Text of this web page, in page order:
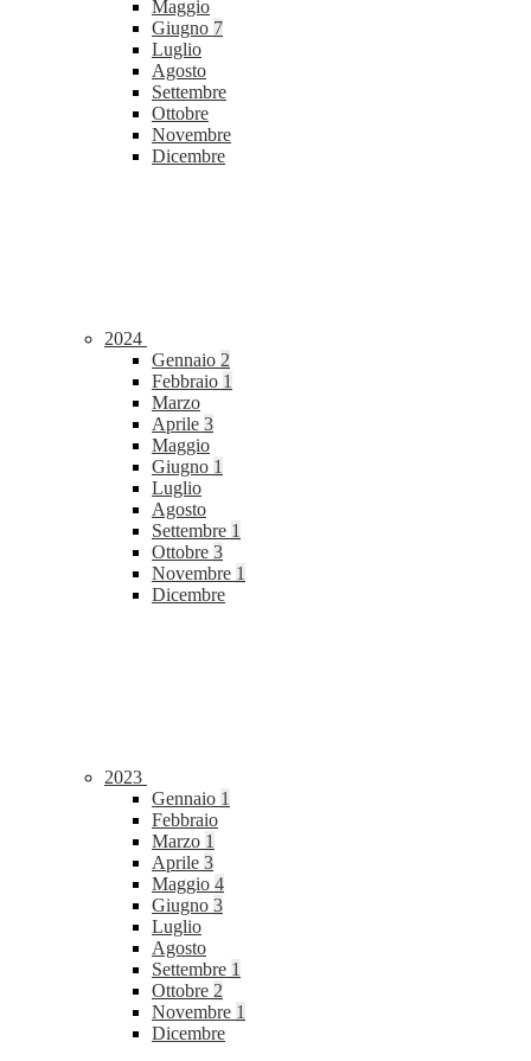
Maggio
Giugno 7
Luglio
Agosto
Settembre
Ottobre
Novembre
Dicembre
2024
Gennaio 2
Febbraio 1
Marzo
Aprile 3
Maggio
Giugno 1
Luglio
Agosto
Settembre 1
Ottobre 3
Novembre 1
Dicembre
2023
Gennaio 1
Febbraio
Marzo 1
Aprile 3
Maggio 4
Giugno 3
Luglio
Agosto
Settembre 1
Ottobre 2
Novembre 1
Dicembre